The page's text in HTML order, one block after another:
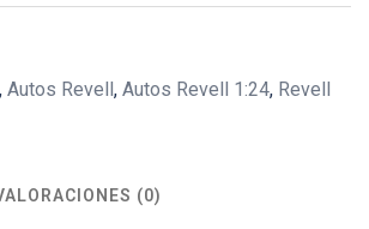
, Autos Revell, Autos Revell 1:24, Revell
(0)